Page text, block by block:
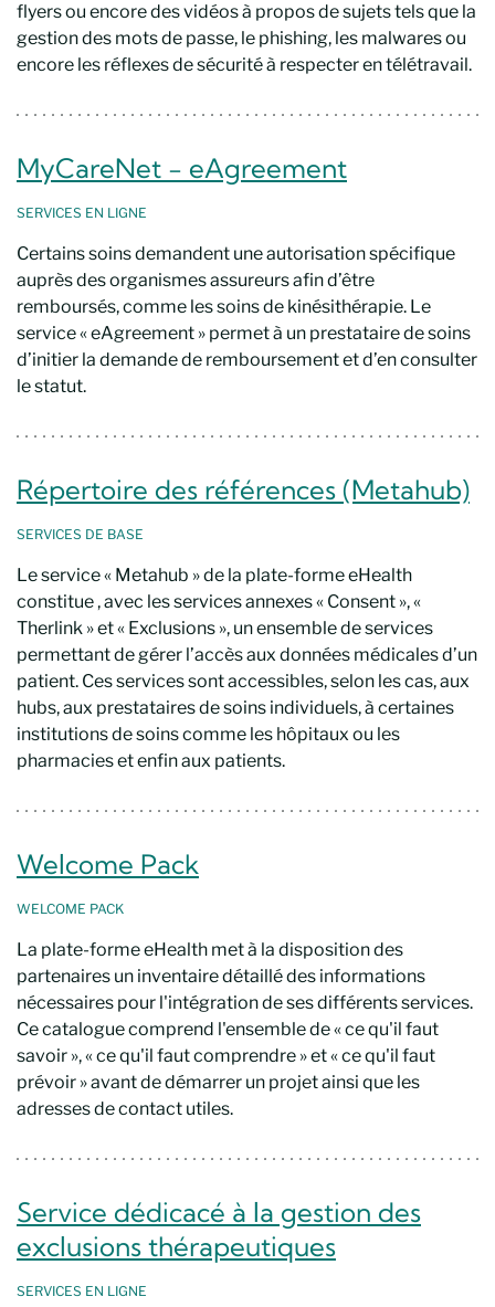
flyers ou encore des vidéos à propos de sujets tels que la
gestion des mots de passe, le phishing, les malwares ou
encore les réflexes de sécurité à respecter en télétravail.
MyCareNet - eAgreement
SERVICES EN LIGNE
Certains soins demandent une autorisation spécifique
auprès des organismes assureurs afin d’être
remboursés, comme les soins de kinésithérapie. Le
service « eAgreement » permet à un prestataire de soins
d’initier la demande de remboursement et d’en consulter
le statut.
Répertoire des références (Metahub)
SERVICES DE BASE
Le service « Metahub » de la plate-forme eHealth
constitue , avec les services annexes « Consent », «
Therlink » et « Exclusions », un ensemble de services
permettant de gérer l’accès aux données médicales d’un
patient. Ces services sont accessibles, selon les cas, aux
hubs, aux prestataires de soins individuels, à certaines
institutions de soins comme les hôpitaux ou les
pharmacies et enfin aux patients.
Welcome Pack
WELCOME PACK
La plate-forme eHealth met à la disposition des
partenaires un inventaire détaillé des informations
nécessaires pour l'intégration de ses différents services.
Ce catalogue comprend l'ensemble de « ce qu'il faut
savoir », « ce qu'il faut comprendre » et « ce qu'il faut
prévoir » avant de démarrer un projet ainsi que les
adresses de contact utiles.
Service dédicacé à la gestion des
exclusions thérapeutiques
SERVICES EN LIGNE